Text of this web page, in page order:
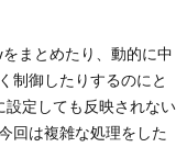
まとめたり、動的に中
制御したりするのにと
定しても反映されない
回は複雑な処理をした